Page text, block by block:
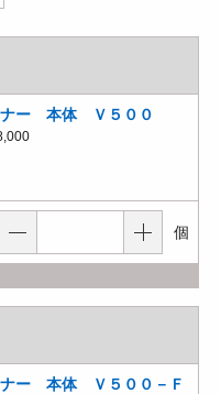
ナー 本体 Ｖ５００
個
ナー 本体 Ｖ５００－Ｆ